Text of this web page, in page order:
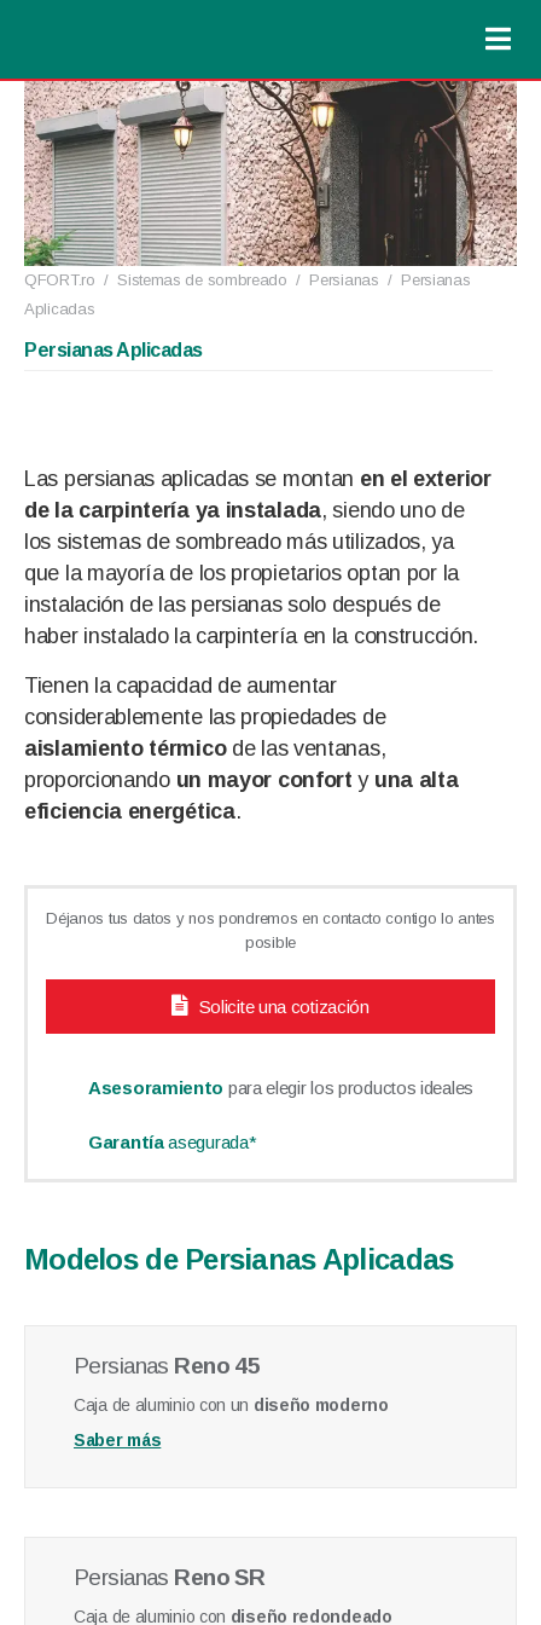
QFORT.ro /Sistemas de sombreado / Persianas / Persianas
Aplicadas
Persianas Aplicadas
Las persianas aplicadas se montan en el exterior
de la carpintería ya instalada, siendo uno de
los sistemas de sombreado más utilizados, ya
que la mayoría de los propietarios optan por la
instalación de las persianas solo después de
haber instalado la carpintería en la construcción.
Tienen la capacidad de aumentar
considerablemente las propiedades de
aislamiento térmicode las ventanas,
proporcionando un mayor confort y una alta
eficiencia energética.
Déjanos tus datos y nos pondremos en contacto contigo lo antes
posible
Solicite una cotización
Asesoramiento para elegir los productos ideales
Garantíaasegurada*
Modelos de Persianas Aplicadas
Persianas Reno 45
Caja de aluminio con un diseño moderno
Saber más
Persianas Reno SR
Caja de aluminio con diseño redondeado